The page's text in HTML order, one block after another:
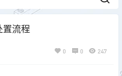
置流程
0 0 247